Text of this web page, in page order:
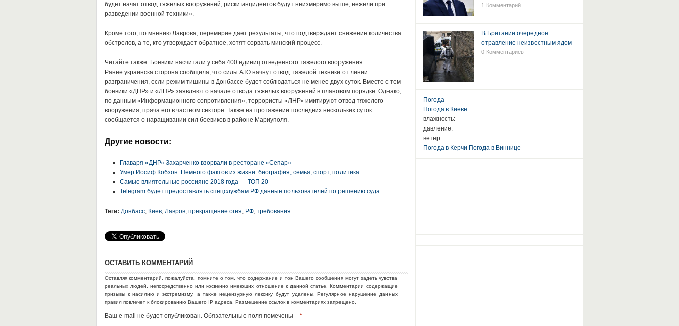
будет начат отвод тяжелых вооружений, риски инцидентов будут неизмеримо выше, нежели при
разведении военной техники».
Кроме того, по мнению Лаврова, перемирие дает результаты, что подтверждает снижение количества
обстрелов, а те, кто утверждает обратное, хотят сорвать минский процесс.
Читайте также: Боевики насчитали у себя 400 единиц отведенного тяжелого вооружения
Ранее украинска сторона сообщила, что силы АТО начнут отвод тяжелой техники от линии
разграничения, если режим тишины в Донбассе будет соблюдаться не менее двух суток. Вместе с тем
боевики «ДНР» и «ЛНР» заявляют о начале отвода тяжелых вооружений в плановом порядке. Однако,
по данным «Информационного сопротивления», террористы «ЛНР» имитируют отвод тяжелого
вооружения, пряча его в частном секторе. Также на протяжении последних нескольких суток
сообщается о наращивании сил боевиков в районе Мариуполя.
Другие новости:
Главаря «ДНР» Захарченко взорвали в ресторане «Сепар»
Умер Иосиф Кобзон. Немного фактов из жизни: биография, семья, спорт, политика
Самые влиятельные россияне 2018 года — ТОП 20
Telegram будет предоставлять спецслужбам РФ данные пользователей по решению суда
Теги: Донбасс, Киев, Лавров, прекращение огня, РФ, требования
ОСТАВИТЬ КОММЕНТАРИЙ
Оставляя комментарий, пожалуйста, помните о том, что содержание и тон Вашего сообщения могут задеть чувства
реальных людей, непосредственно или косвенно имеющих отношение к данной статье. Комментарии содержащие
призывы к насилию и экстремизму, а также нецензурную лексику будут удалены. Регулярное нарушение данных
правил повлечет к блокированию Вашего IP адреса. Размещение ссылок в комментариях запрещено.
Ваш e-mail не будет опубликован. Обязательные поля помечены *
1 Комментарий
В Британии очередное
отравление неизвестным ядом
0 Комментариев
Погода
Погода в Киеве
влажность:
давление:
ветер:
Погода в Керчи Погода в Виннице